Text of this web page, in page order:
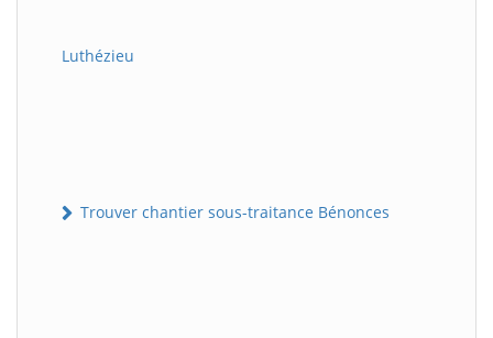
Luthézieu
Trouver chantier sous-traitance Bénonces